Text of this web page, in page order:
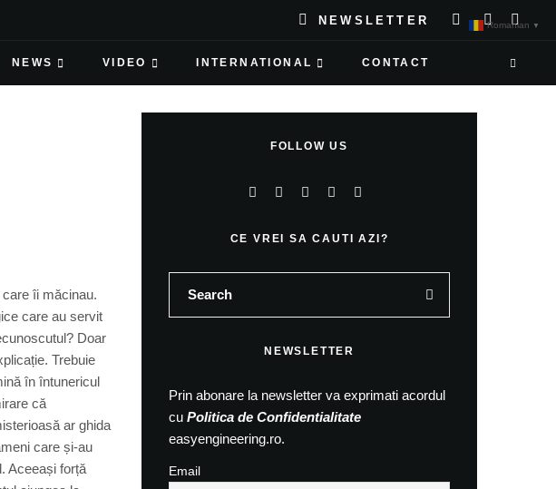
NEWSLETTER
NEWS VIDEO INTERNATIONAL CONTACT
îi măcinau.
care au servit
Doar
Trebuie
în întunericul
că
ar ghida
care și-au
Aceeași forță
FOLLOW US
CE VREI SA CAUTI AZI?
NEWSLETTER
Prin abonare la newsletter va exprimati acordul
cu Politica de Confidentialitate
easyengineering.ro.
Email
Romanian ▼